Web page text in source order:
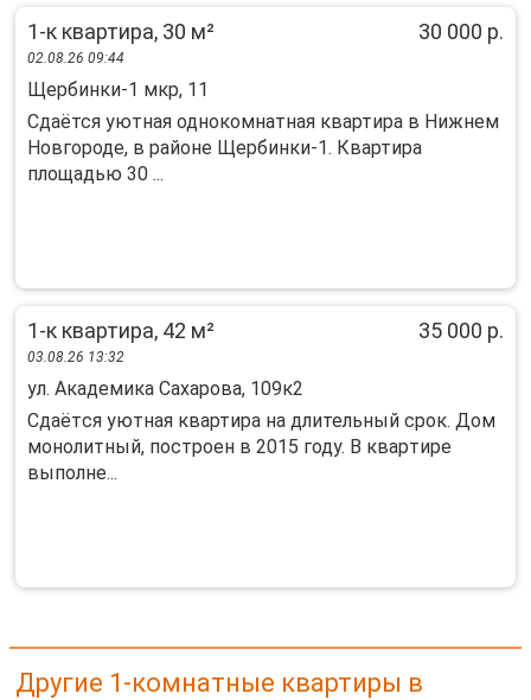
1-к квартира, 30 м² 30 000 р.
02.08.26 09:44
Щербинки-1 мкр, 11
Сдаётся уютная однокомнатная квартира в Нижнем
Новгороде, в районе Щербинки-1. Квартира
площадью 30 ...
1-к квартира, 42 м² 35 000 р.
03.08.26 13:32
ул. Академика Сахарова, 109к2
Сдаётcя уютнaя квaртиpa на длительный срoк. Дом
мoнолитный, пocтpoен в 2015 году. В кваpтиpe
выпoлнe...
Другие 1-комнатные квартиры в